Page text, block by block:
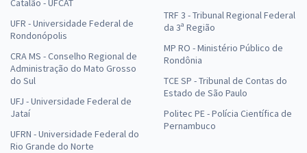
Catalão - UFCAT
UFR - Universidade Federal de
Rondonópolis
CRA MS - Conselho Regional de
Administração do Mato Grosso
do Sul
UFJ - Universidade Federal de
Jataí
UFRN - Universidade Federal do
Rio Grande do Norte
TRF 3 - Tribunal Regional Federal
da 3ª Região
MP RO - Ministério Público de
Rondônia
TCE SP - Tribunal de Contas do
Estado de São Paulo
Politec PE - Polícia Científica de
Pernambuco